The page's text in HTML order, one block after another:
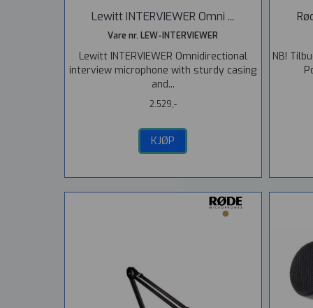
Lewitt INTERVIEWER Omni ...
Vare nr. LEW-INTERVIEWER
Lewitt INTERVIEWER Omnidirectional
interview microphone with sturdy casing
and...
2.529,-
KJØP
NB!